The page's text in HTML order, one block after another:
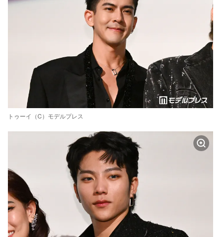
トゥーイ（C）モデルプレス